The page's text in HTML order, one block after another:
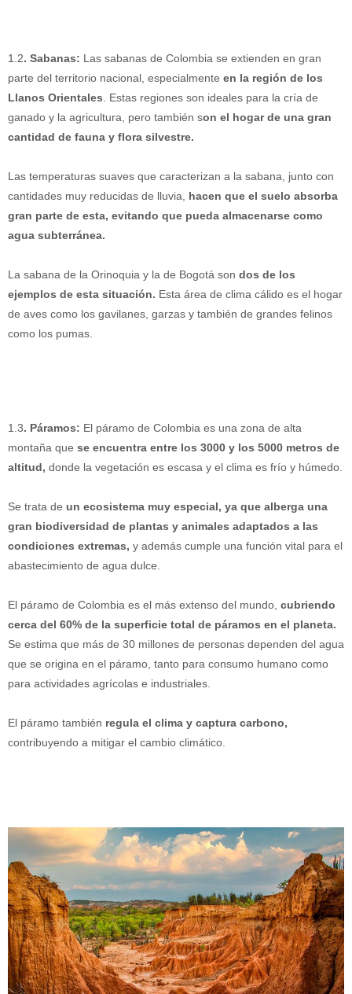
1.2. Sabanas: Las sabanas de Colombia se extienden en gran
parte del territorio nacional, especialmente en la región de los
Llanos Orientales . Estas regiones son ideales para la cría de
ganado y la agricultura, pero también son el hogar de una gran
cantidad de fauna y flora silvestre.
Las temperaturas suaves que caracterizan a la sabana junto con
cantidades muy reducidas de lluvia
hacen que el suelo absorba
gran parte de esta, evitando que pueda almacenarse como
agua subterránea.
La sabana de la Orinoquia y la de Bogotá son dos de los
ejemplos de esta situación. Esta área de clima cálido es el hogar
de aves como los gavilanes garzas y también de grandes felinos
como los pumas
1.3. Páramos: El páramo de Colombia es una zona de alta
montaña que se encuentra entre los 3000 y los 5000 metros de
altitud, donde la vegetación es escasa y el clima es frío y húmedo.
Se trata de un ecosistema muy especial, ya que alberga una
gran biodiversidad de plantas y animales adaptados a las
condiciones extremas, y además cumple una función vital para el
abastecimiento de agua dulce.
El páramo de Colombia es el más extenso del mundo, cubriendo
cerca del 60% de la superficie total de páramos en el planeta.
Se estima que más de 30 millones de personas dependen del agua
que se origina en el páramo, tanto para consumo humano como
para actividades agrícolas e industriales.
El páramo también regula el clima y captura carbono,
contribuyendo a mitigar el cambio climático.